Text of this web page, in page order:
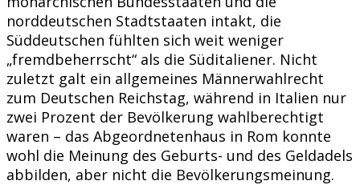
norddeutschen Stadtstaaten intakt, die
Süddeutschen fühlten sich weit weniger
„fremdbeherrscht“ als die Süditaliener. Nicht
zuletzt galt ein allgemeines Männerwahlrecht
zum Deutschen Reichstag, während in Italien nur
zwei Prozent der Bevölkerung wahlberechtigt
waren – das Abgeordnetenhaus in Rom konnte
wohl die Meinung des Geburts- und des Geldadels
abbilden, aber nicht die Bevölkerungsmeinung.